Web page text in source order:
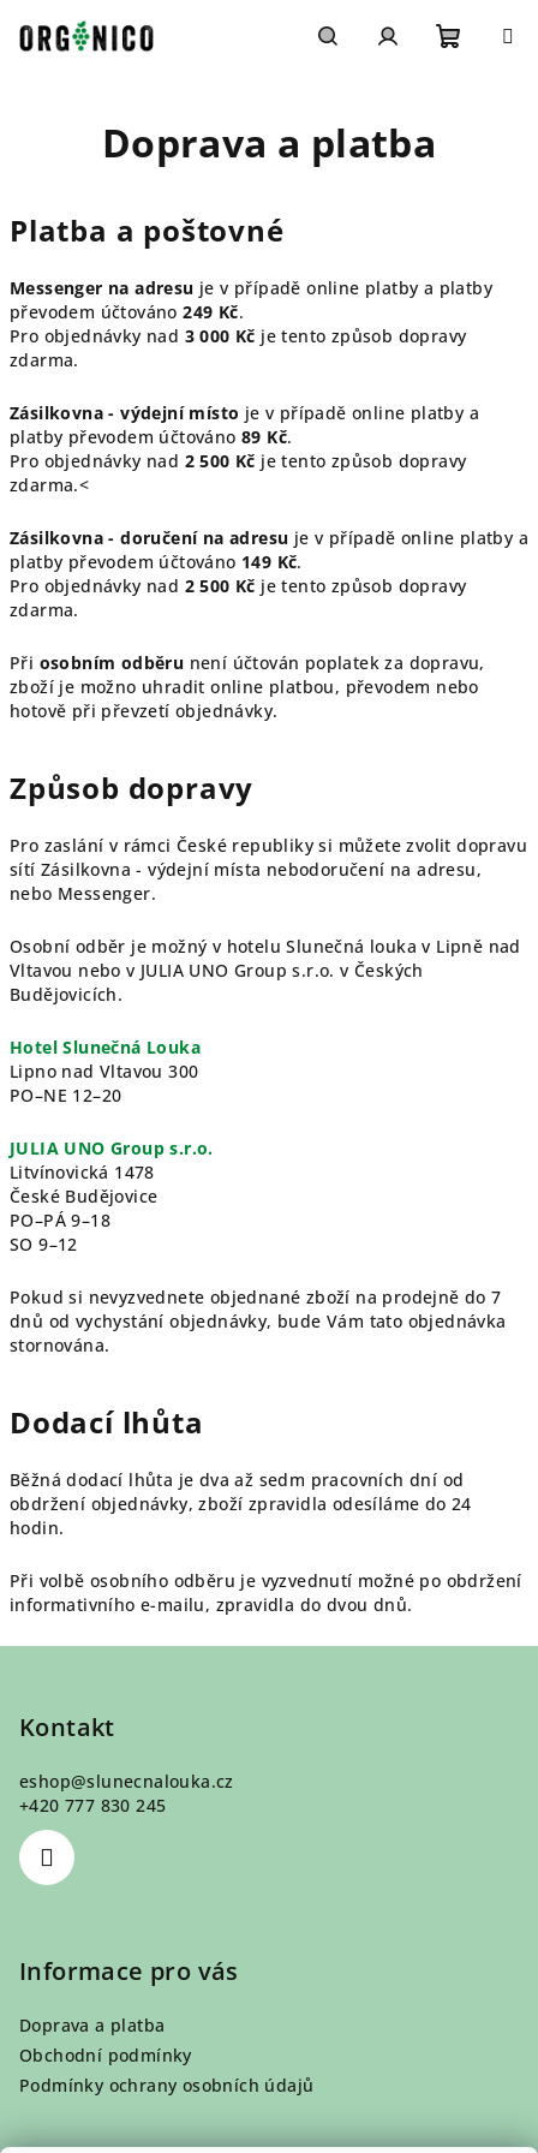
na
obsah
Doprava a platba
Platba a poštovné
Messenger na adresu je v případě online platby a platby
převodem účtováno249 Kč.
Pro objednávky nad 3 000 Kč je tento způsob dopravy
zdarma.
Zásilkovna - výdejní místo je v případě online platby a
platby převodem účtováno 89 Kč.
Pro objednávky nad 2 500 Kč je tento způsob dopravy
zdarma.<
Zásilkovna - doručení na adresu je v případě online platby a
platby převodem účtováno 149 Kč.
Pro objednávky nad 2 500 Kč je tento způsob dopravy
zdarma.
Při osobním odběru není účtován poplatek za dopravu,
zboží je možno uhradit online platbou, převodem nebo
hotově při převzetí objednávky.
Způsob dopravy
Pro zaslání v rámci České republiky si můžete zvolit dopravu
sítí Zásilkovna - výdejní místa nebodoručení na adresu,
nebo Messenger.
Osobní odběr je možný v hotelu Slunečná louka v Lipně nad
Vltavou nebo v JULIA UNO Group s.r.o. v Českých
Budějovicích.
Hotel Slunečná Louka
Lipno nad Vltavou 300
PO–NE 12–20
JULIA UNO Group s.r.o.
Litvínovická 1478
České Budějovice
PO–PÁ 9–18
SO 9–12
Pokud si nevyzvednete objednané zboží na prodejně do 7
dnů od vychystání objednávky, bude Vám tato objednávka
stornována.
Dodací lhůta
Běžná dodací lhůta je dva až sedm pracovních dní od
obdržení objednávky, zboží zpravidla odesíláme do 24
hodin.
Při volbě osobního odběru je vyzvednutí možné po obdržení
informativního e-mailu, zpravidla do dvou dnů.
Kontakt
eshop@slunecnalouka.cz
+420 777 830 245
Informace pro vás
Doprava a platba
Obchodní podmínky
Podmínky ochrany osobních údajů